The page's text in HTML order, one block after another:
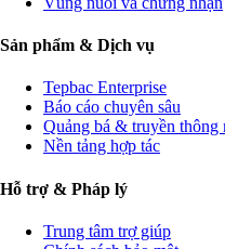
Sản phẩm & Dịch vụ
Tepbac Enterprise
Báo cáo chuyên sâu
Quảng bá & truyền thông
Nền tảng hợp tác
Hỗ trợ & Pháp lý
Trung tâm trợ giúp